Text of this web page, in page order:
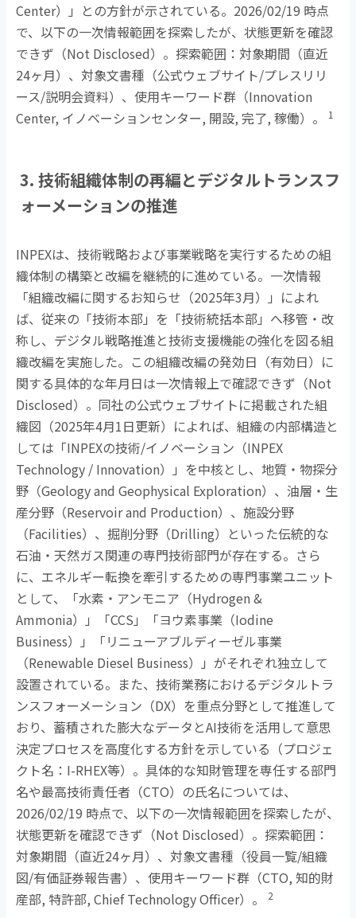
Center）」との方針が示されている。 2026/02/19 時点
で、以下の一次情報範囲を探索したが、状態更新を確認
できず（Not Disclosed）。探索範囲：対象期間（直近
24ヶ月）、対象文書種（公式ウェブサイト/プレスリリ
ース/説明会資料）、使用キーワード群（Innovation
Center, イノベーションセンター, 開設, 完了,稼働）。 1
3. 技術組織体制の再編とデジタルトランスフ
ォーメーションの推進
INPEXは、技術戦略および事業戦略を実行するための組
織体制の構築と改編を継続的に進めている。一次情報
「組織改編に関するお知らせ（2025年3月）」によれ
ば、従来の「技術本部」を「技術統括本部」へ移管・改
称し、デジタル戦略推進と技術支援機能の強化を図る組
織改編を実施した。この組織改編の発効日（有効日）に
関する具体的な年月日は一次情報上で確認できず（Not
Disclosed）。同社の公式ウェブサイトに掲載された組
織図（2025年4月1日更新）によれば、組織の内部構造と
しては「INPEXの技術/イノベーション（INPEX
Technology / Innovation）」を中核とし、地質・物探分
野（Geology and Geophysical Exploration）、油層・生
産分野（Reservoir and Production）、施設分野
（Facilities）、掘削分野（Drilling）といった伝統的な
石油・天然ガス関連の専門技術部門が存在する。さら
に、エネルギー転換を牽引するための専門事業ユニット
として、「水素・アンモニア（Hydrogen &
Ammonia）」「CCS 」「ヨウ素事業（Iodine
Business）」「リニューアブルディーゼル事業
（Renewable Diesel Business）」がそれぞれ独立して
設置されている。また、技術業務におけるデジタルトラ
ンスフォーメーション（DX）を重点分野として推進して
おり、蓄積された膨大なデータとAI技術を活用して意思
決定プロセスを高度化する方針を示している（プロジェ
クト名： I-RHEX等）。具体的な知財管理を専任する部門
名や最高技術責任者（CTO）の氏名については、
2026/02/19 時点で、以下の一次情報範囲を探索したが、
状態更新を確認できず（Not Disclosed）。探索範囲：
対象期間（直近24ヶ月）、対象文書種（役員一覧/組織
図/有価証券報告書）、使用キーワード群（CTO,知的財
産部, 特許部, Chief Technology Officer）。 2